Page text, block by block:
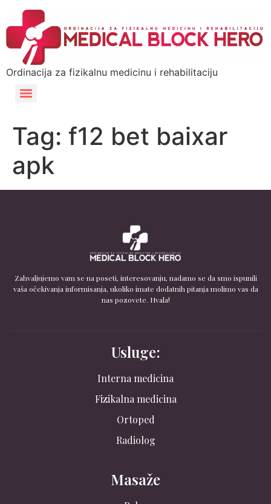
Ordinacija za fizikalnu medicinu i rehabilitaciju
Tag: f12 bet baixar
apk
Zahvaljujemo vam se na poseti, interesovanju, nadamo se da smo ispunili
vaša očekivanja informisanja, ukoliko imate dodatnih pitanja molimo vas da
nas pozovete. Hvala!
Usluge:
Interna medicina
Fizikalna medicina
Ortoped
Radiolog
Masaže